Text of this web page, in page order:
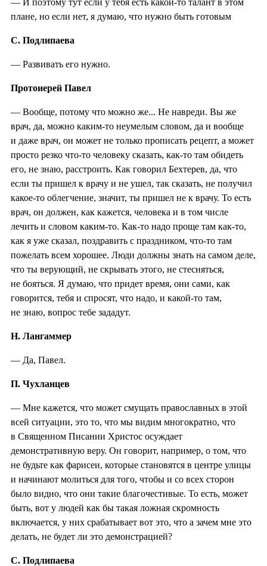
плане, но если нет, я думаю, что нужно быть готовым
С. Подлипаева
— Развивать его нужно.
Протоиерей Павел
— Вообще, потому что можно же... Не навреди. Вы же
врач, да, можно каким-то неумелым словом, да и вообще
и даже врач, он может не только прописать рецепт, а может
просто резко что-то человеку сказать, как-то там обидеть
его, не знаю, расстроить. Как говорил Бехтерев, да, что
если ты пришел к врачу и не ушел, так сказать, не получил
какое-то облегчение, значит, ты пришел не к врачу. То есть
врач, он должен, как кажется, человека и в том числе
лечить и словом каким-то. Как-то надо проще там как-то,
как я уже сказал, поздравить с праздником, что-то там
пожелать всем хорошее. Люди должны знать на самом деле,
что ты верующий, не скрывать этого, не стесняться,
не бояться. Я думаю, что придет время, они сами, как
говорится, тебя и спросят, что надо, и какой-то там,
не знаю, вопрос тебе зададут.
Н. Лангаммер
— Да, Павел.
П. Чухланцев
— Мне кажется, что может смущать православных в этой
всей ситуации, это то, что мы видим многократно, что
в Священном Писании Христос осуждает
демонстративную веру. Он говорит, например, о том, что
не будьте как фарисеи, которые становятся в центре улицы
и начинают молиться для того, чтобы и со всех сторон
было видно, что они такие благочестивые. То есть, может
быть, вот у людей как бы такая ложная скромность
включается, у них срабатывает вот это, что а зачем мне это
делать, не будет ли это демонстрацией?
С. Подлипаева